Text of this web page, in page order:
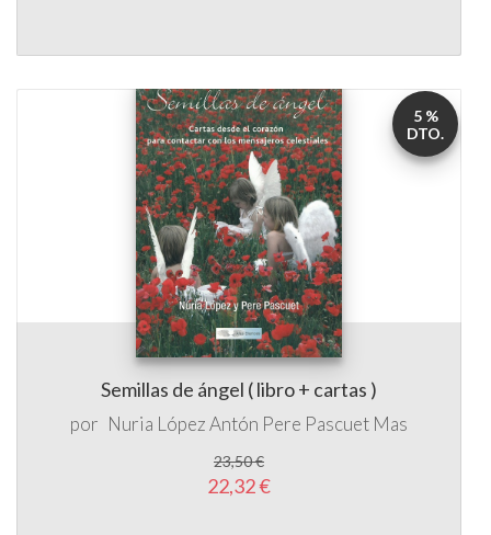
Semillas de ángel ( libro + cartas )
por Nuria López Antón Pere Pascuet Mas
23,50 €
22,32 €
5 %
DTO.